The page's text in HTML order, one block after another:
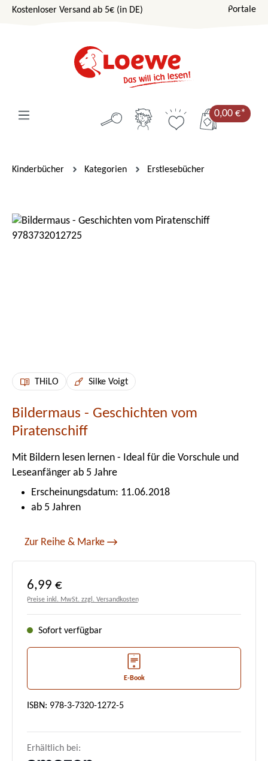
Zum Hauptinhalt springen
Kostenloser Versand ab 5€ (in DE) Portale
0,00 €*
Kinderbücher Kategorien Erstlesebücher
Bildergalerie überspringen
THiLO Silke Voigt
Bildermaus - Geschichten vom
Piratenschiff
Mit Bildern lesen lernen - Ideal für die Vorschule und
Leseanfänger ab 5 Jahre
Erscheinungsdatum: 11.06.2018
ab 5 Jahren
Zur Reihe & Marke
Regulärer Preis:
6,99 €
Preise inkl. MwSt. zzgl. Versandkosten
Sofort verfügbar
E-Book
ISBN: 978-3-7320-1272-5
Erhältlich bei: